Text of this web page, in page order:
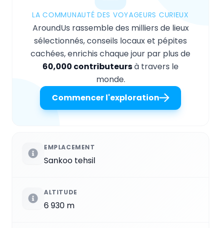
LA COMMUNAUTÉ DES VOYAGEURS CURIEUX
AroundUs rassemble des milliers de lieux
sélectionnés, conseils locaux et pépites
cachées, enrichis chaque jour par plus de
60,000 contributeursà travers le
monde.
Commencer l'exploration
EMPLACEMENT
Sankoo tehsil
ALTITUDE
6 930 m